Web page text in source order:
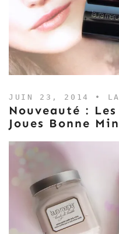
JUIN 23, 2014 •
Nouveauté :
Joues Bonne